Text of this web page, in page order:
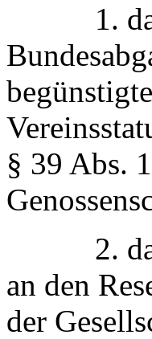
1. dass
§ 39 Abs.
2. dass
an den
der